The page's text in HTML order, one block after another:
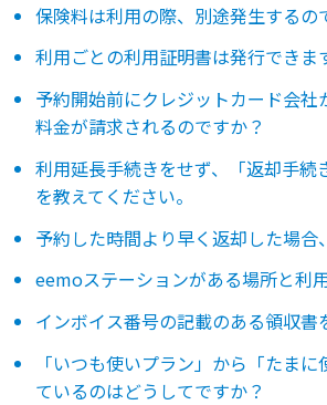
保険料は利用の際、別途発生するの
利用ごとの利用証明書は発行できま
予約開始前にクレジットカード会
料金が請求されるのですか？
利用延長手続きをせず、「返却手
を教えてください。
予約した時間より早く返却した場
eemoステーションがある場所と利
インボイス番号の記載のある領収書
「いつも使いプラン」から「たま
ているのはどうしてですか？